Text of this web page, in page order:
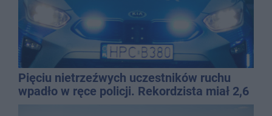
Pięciu nietrzeźwych uczestników ruchu
wpadło w ręce policji. Rekordzista miał 2,6